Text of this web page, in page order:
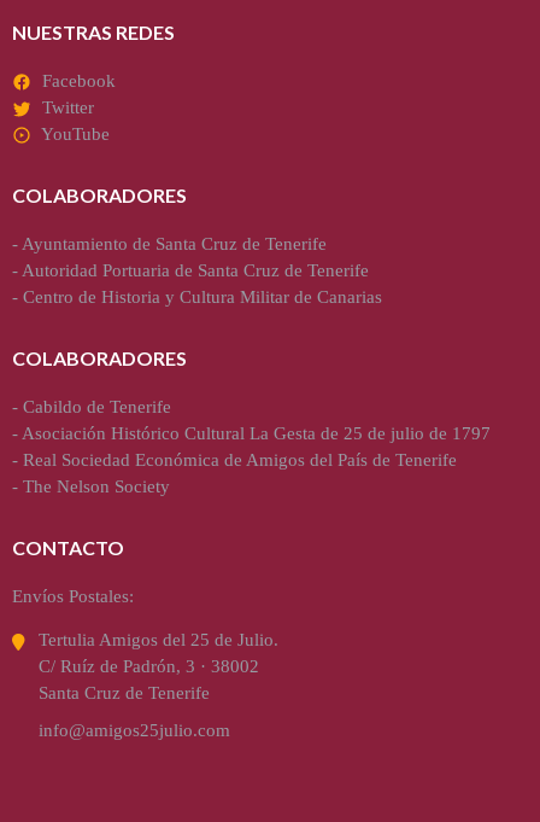
NUESTRAS REDES
Facebook
Twitter
YouTube
COLABORADORES
- Ayuntamiento de Santa Cruz de Tenerife
- Autoridad Portuaria de Santa Cruz de Tenerife
- Centro de Historia y Cultura Militar de Canarias
COLABORADORES
- Cabildo de Tenerife
- Asociación Histórico Cultural La Gesta de 25 de julio de 1797
- Real Sociedad Económica de Amigos del País de Tenerife
- The Nelson Society
CONTACTO
Envíos Postales:
Tertulia Amigos del 25 de Julio.
C/ Ruíz de Padrón, 3 · 38002
Santa Cruz de Tenerife
info@amigos25julio.com